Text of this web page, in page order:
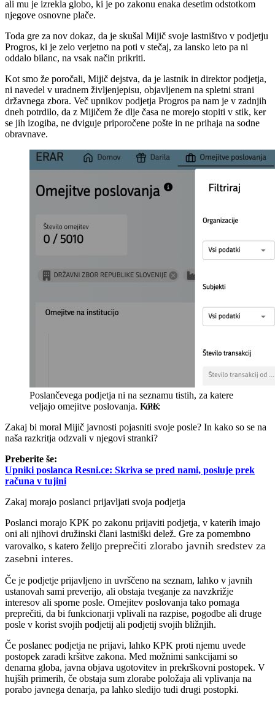
ali mu je izrekla globo, ki je po zakonu enaka desetim odstotkom
njegove osnovne plače.
Toda gre za nov dokaz, da je skušal Mijič svoje lastništvo v podjetju
Progros, ki je zelo verjetno na poti v stečaj, za lansko leto pa ni
oddalo bilanc, na vsak način prikriti.
Kot smo že poročali, Mijič dejstva, da je lastnik in direktor podjetja,
ni navedel v uradnem življenjepisu, objavljenem na spletni strani
državnega zbora. Več upnikov podjetja Progros pa nam je v zadnjih
dneh potrdilo, da z Mijičem že dlje časa ne morejo stopiti v stik, ker
se jih izogiba, ne dviguje priporočene pošte in ne prihaja na sodne
obravnave.
Poslančevega podjetja ni na seznamu tistih, za katere
veljajo omejitve poslovanja. KPK
Zakaj bi moral Mijič javnosti pojasniti svoje posle? In kako so se na
naša razkritja odzvali v njegovi stranki?
Preberite še:
Upniki poslanca Resni.ce: Skriva se pred nami, posluje prek
računa v tujini
Zakaj morajo poslanci prijavljati svoja podjetja
Poslanci morajo KPK po zakonu prijaviti podjetja, v katerih imajo
oni ali njihovi družinski člani lastniški delež. Gre za pomembno
varovalko, s katero želijo preprečiti zlorabo javnih sredstev za
zasebni interes.
Če je podjetje prijavljeno in uvrščeno na seznam, lahko v javnih
ustanovah sami preverijo, ali obstaja tveganje za navzkrižje
interesov ali sporne posle. Omejitev poslovanja tako pomaga
preprečiti, da bi funkcionarji vplivali na razpise, pogodbe ali druge
posle v korist svojih podjetij ali podjetij svojih bližnjih.
Če poslanec podjetja ne prijavi, lahko KPK proti njemu uvede
postopek zaradi kršitve zakona. Med možnimi sankcijami so
denarna globa, javna objava ugotovitev in prekrškovni postopek. V
hujših primerih, če obstaja sum zlorabe položaja ali vplivanja na
porabo javnega denarja, pa lahko sledijo tudi drugi postopki.